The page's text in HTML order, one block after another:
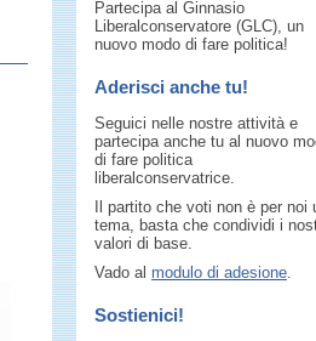
Partecipa al Ginnasio
Liberalconservatore (GLC), un
nuovo modo di fare politica!
Aderisci anche tu!
Seguici nelle nostre attività e
partecipa anche tu al nuovo
di fare politica
liberalconservatrice.
Il partito che voti non è per noi
tema, basta che condividi i
valori di base.
Vado al modulo di adesione.
Sostienici!